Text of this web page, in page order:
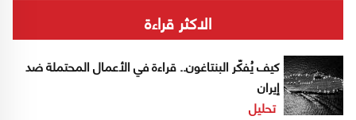
الاكثر قراءة
كيف يُفكّر البنتاغون.. قراءة في الأعمال المحتملة ضد
إيران
تحليل